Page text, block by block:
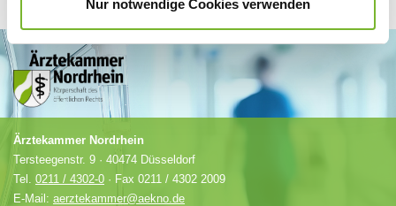
Nur notwendige Cookies verwenden
Ärztekammer Nordrhein
Tersteegenstr. 9 · 40474 Düsseldorf
Tel. 0211 / 4302-0 · Fax 0211 / 4302 2009
E-Mail: aerztekammer@aekno.de